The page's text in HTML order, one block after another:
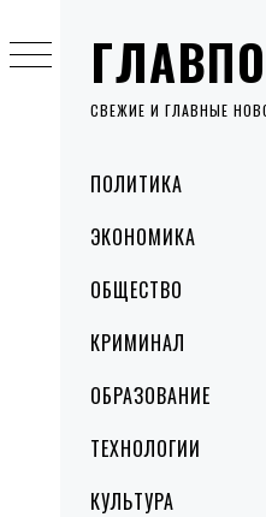
СВЕЖИЕ И ГЛАВНЫЕ
MenuПОЛИТИКА
ЭКОНОМИКА
ОБЩЕСТВО
КРИМИНАЛ
ОБРАЗОВАНИЕ
ТЕХНОЛОГИИ
КУЛЬТУРА
to
content